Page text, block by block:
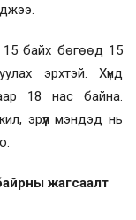
байх бөгөөд 15
эрхтэй. Хүнд
18 нас байна.
эрүүл мэндэд нь
жагсаалт